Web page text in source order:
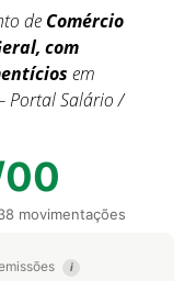
de Comércio
com
em
Portal Salário /
movimentações
i